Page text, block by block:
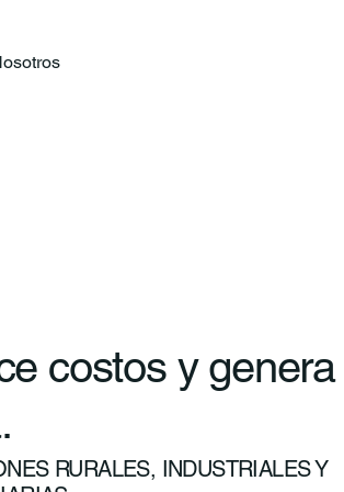
costos y
RURALES, INDUSTRIALES Y